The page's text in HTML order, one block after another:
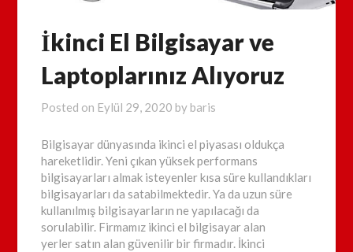
İkinci El Bilgisayar ve
Laptoplarınız Alıyoruz
Posted on Eylül 29, 2020 by baris
Bilgisayar dünyasında ikinci el piyasası oldukça
hareketlidir. Yeni çıkan yüksek performans
bilgisayarları almak isteyenler kısa süre kullandıkları
bilgisayarları da satabilmektedir. Ya da uzun süre
kullanılmış bilgisayarların ne yapılacağı da
sorulabilir. Firmamız ikinci el bilgisayar alan
yerler satın alan güvenilir bir firmadır. İkinci